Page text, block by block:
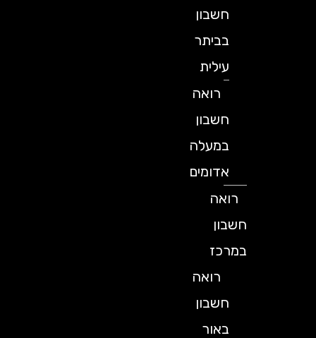
חשבון
בביתר
עילית
רואה
חשבון
במעלה
אדומים
רואה
חשבון
במרכז
רואה
חשבון
באור